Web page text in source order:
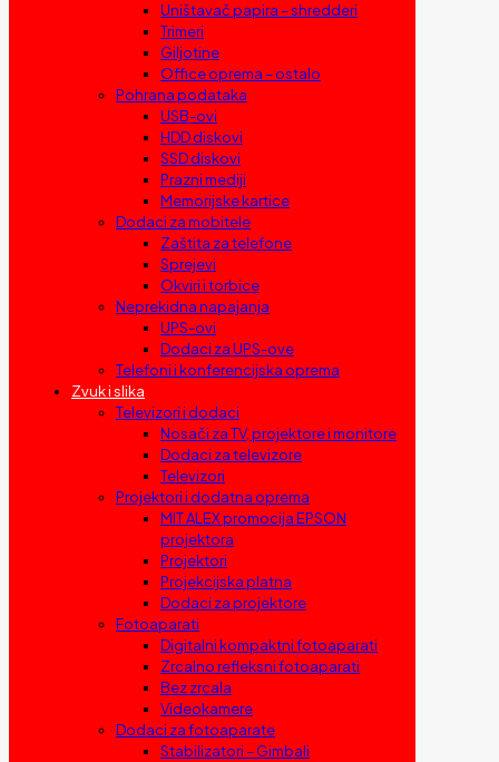
Uništavač papira – shredderi
Trimeri
Giljotine
Office oprema – ostalo
Pohrana podataka
USB-ovi
HDD diskovi
SSD diskovi
Prazni mediji
Memorijske kartice
Dodaci za mobitele
Zaštita za telefone
Sprejevi
Okviri i torbice
Neprekidna napajanja
UPS-ovi
Dodaci za UPS-ove
Telefoni i konferencijska oprema
Zvuk i slika
Televizori i dodaci
Nosači za TV, projektore i monitore
Dodaci za televizore
Televizori
Projektori i dodatna oprema
MIT ALEX promocija EPSON
projektora
Projektori
Projekcijska platna
Dodaci za projektore
Fotoaparati
Digitalni kompaktni fotoaparati
Zrcalno refleksni fotoaparati
Bez zrcala
Videokamere
Dodaci za fotoaparate
Stabilizatori – Gimbali